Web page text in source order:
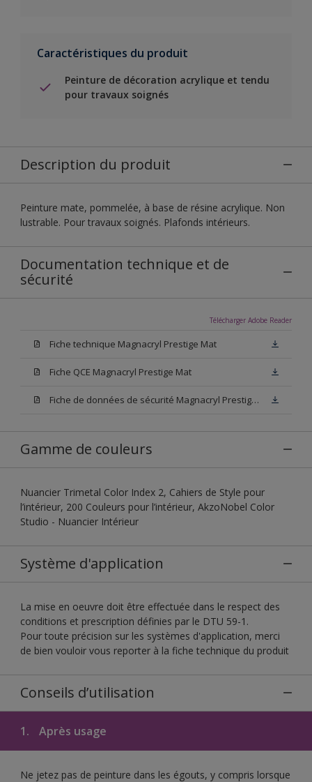
Caractéristiques du produit
Peinture de décoration acrylique et tendu
pour travaux soignés
Description du produit
Peinture mate, pommelée, à base de résine acrylique. Non
lustrable. Pour travaux soignés. Plafonds intérieurs.
Documentation technique et de
sécurité
Télécharger Adobe Reader
Fiche technique Magnacryl Prestige Mat
Fiche QCE Magnacryl Prestige Mat
Fiche de données de sécurité Magnacryl Prestige Mat
Gamme de couleurs
Nuancier Trimetal Color Index 2, Cahiers de Style pour
l’intérieur, 200 Couleurs pour l’intérieur, AkzoNobel Color
Studio - Nuancier Intérieur
Système d'application
La mise en oeuvre doit être effectuée dans le respect des
conditions et prescription définies par le DTU 59-1.
Pour toute précision sur les systèmes d'application, merci
de bien vouloir vous reporter à la fiche technique du produit
Conseils d’utilisation
1. Après usage
Ne jetez pas de peinture dans les égouts, y compris lorsque